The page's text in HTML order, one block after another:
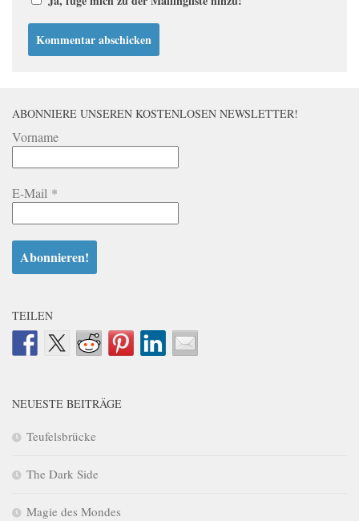
ABONNIERE UNSEREN KOSTENLOSEN NEWSLETTER!
Vorname
E-Mail *
TEILEN
NEUESTE BEITRÄGE
Teufelsbrücke
The Dark Side
Magie des Mondes